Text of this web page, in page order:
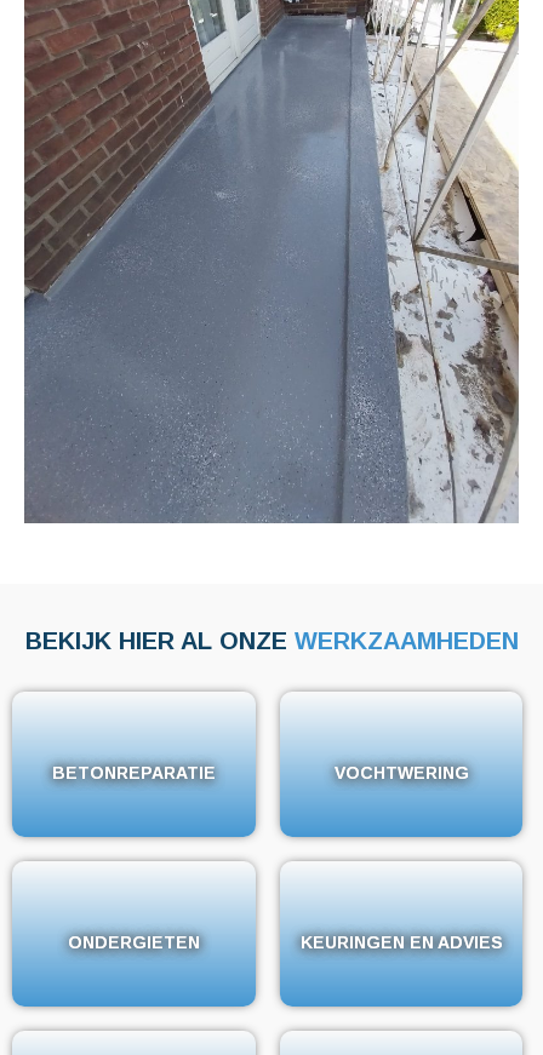
BEKIJK HIER AL ONZE WERKZAAMHEDEN
BETONREPARATIE
BETONREPARATIE VOCHTWERING
VOCHTWERING
ONDERGIETEN
ONDERGIETEN KEURINGEN EN ADVIES
KEURINGEN EN ADVIES